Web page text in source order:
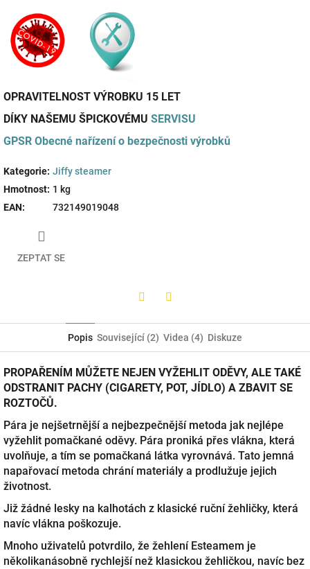
OPRAVITELNOST VÝROBKU 15 LET
DÍKY NAŠEMU ŠPICKOVÉMU SERVISU
GPSR Obecné nařízení o bezpečnosti výrobků
Kategorie: Jiffy steamer
Hmotnost: 1 kg
EAN: 732149019048
ZEPTAT SE
Popis Související (2) Videa (4) Diskuze
PROPAŘENÍM MŮŽETE NEJEN VYŽEHLIT ODĚVY, ALE TAKÉ
ODSTRANIT PACHY (CIGARETY, POT, JÍDLO) A ZBAVIT SE
ROZTOČŮ.
Pára je nejšetrnější a nejbezpečnější metoda jak nejlépe
vyžehlit pomačkané oděvy. Pára proniká přes vlákna, která
uvolňuje, a tím se pomačkaná látka vyrovnává. Tato jemná
napařovací metoda chrání materiály a prodlužuje jejich
životnost.
Již žádné lesky na kalhotách z klasické ruční žehličky, která
navíc vlákna poškozuje.
Mnoho uživatelů potvrdilo, že žehlení Esteamem je
několikanásobně rychlejší než klasickou žehličkou, navíc bez